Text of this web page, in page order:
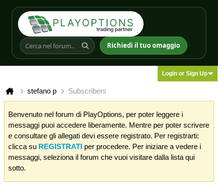
Richiedi il tuo omaggio
Login or Sign Up
stefano p Subscribers
Benvenuto nel forum di PlayOptions, per poter leggere i
messaggi puoi accedere liberamente. Mentre per poter scrivere
e consultare gli allegati devi essere registrato. Per registrarti:
clicca su REGISTRATI per procedere. Per iniziare a vedere i
messaggi, seleziona il forum che vuoi visitare dalla lista qui
sotto.